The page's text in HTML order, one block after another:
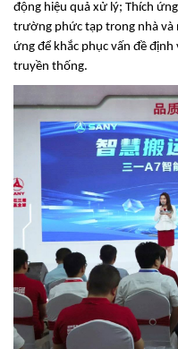
động hiệu quả xử lý; Thích
trường phức tạp trong nhà và
ứng để khắc phục vấn đề
truyền thống.